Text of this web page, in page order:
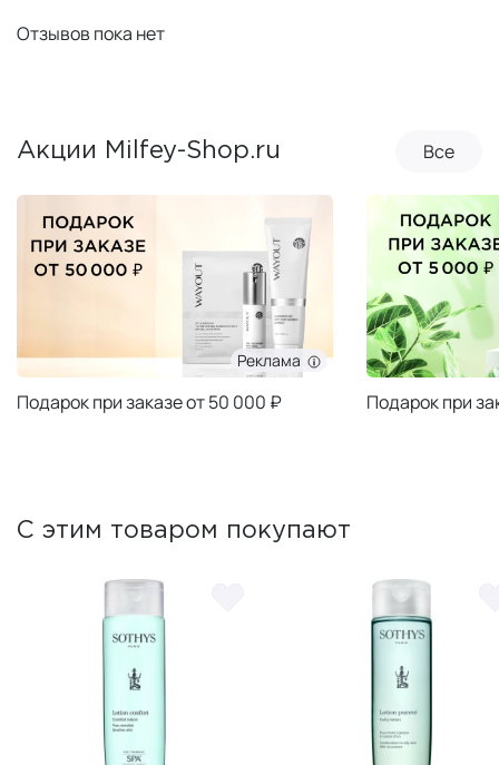
Отзывов пока нет
Акции Milfey-Shop.ru Все
Реклама
Подарок при заказе от 50 000 ₽ Подарок при
С этим товаром покупают